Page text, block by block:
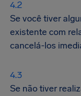
Se você tiver
existente com
cancelá-los
Se não tiver